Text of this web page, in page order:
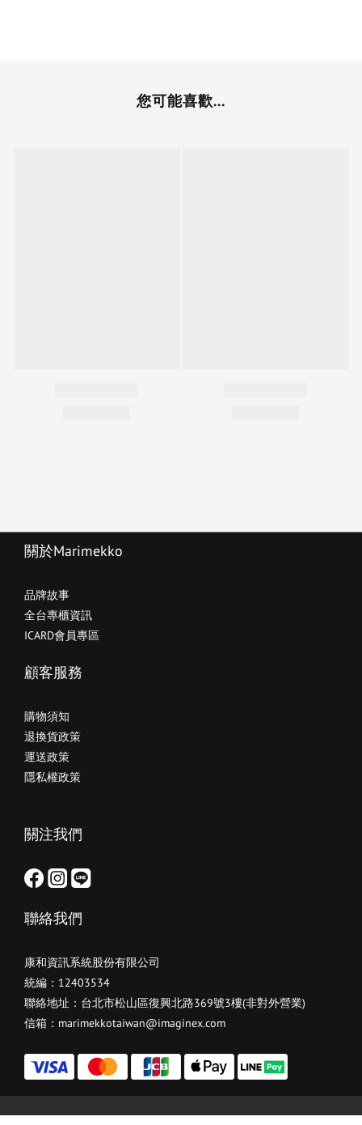
您可能喜歡...
關於Marimekko
品牌故事
全台專櫃資訊
ICARD會員專區
顧客服務
購物須知
退換貨政策
運送政策
隱私權政策
關注我們
聯絡我們
康和資訊系統股份有限公司
統編：12403534
聯絡地址：台北市松山區復興北路369號3樓(非對外營業)
信箱：marimekkotaiwan@imaginex.com